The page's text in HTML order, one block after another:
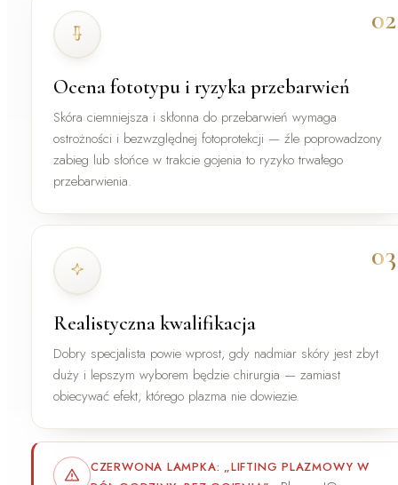
02
Ocena fototypu i ryzyka przebarwień
Skóra ciemniejsza i skłonna do przebarwień wymaga
ostrożności i bezwzględnej fotoprotekcji — źle poprowadzony
zabieg lub słońce w trakcie gojenia to ryzyko trwałego
przebarwienia.
03
Realistyczna kwalifikacja
Dobry specjalista powie wprost, gdy nadmiar skóry jest zbyt
duży i lepszym wyborem będzie chirurgia — zamiast
obiecywać efekt, którego plazma nie dowiezie.
CZERWONA LAMPKA: „LIFTING PLAZMOWY W